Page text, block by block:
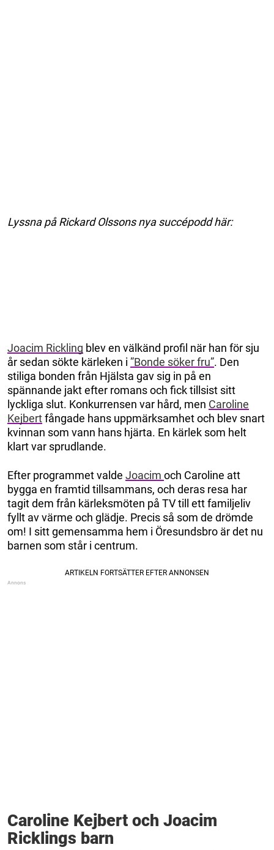
Lyssna på Rickard Olssons nya succépodd här:
Joacim Rickling blev en välkänd profil när han för sju
år sedan sökte kärleken i ”Bonde söker fru”. Den
stiliga bonden från Hjälsta gav sig in på en
spännande jakt efter romans och fick tillsist sitt
lyckliga slut. Konkurrensen var hård, men Caroline
Kejbertfångade hans uppmärksamhet och blev snart
kvinnan som vann hans hjärta. En kärlek som helt
klart var sprudlande.
Efter programmet valde Joacim och Caroline att
bygga en framtid tillsammans, och deras resa har
tagit dem från kärleksmöten på TV till ett familjeliv
fyllt av värme och glädje. Precis så som de drömde
om! I sitt gemensamma hem i Öresundsbro är det nu
barnen som står i centrum.
Caroline Kejbert och Joacim
Ricklings barn